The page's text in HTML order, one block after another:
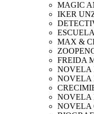
MAGIC
IKER
MAX &
FREIDA
NOVELA
NOVELA
NOVELA
NOVELA